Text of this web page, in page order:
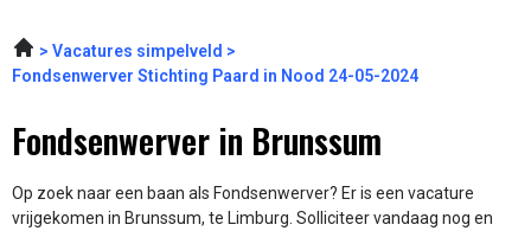
Vacatures simpelveld
Fondsenwerver Stichting Paard in Nood 24-05-2024
Fondsenwerver in Brunssum
Op zoek naar een baan als Fondsenwerver? Er is een vacature
vrijgekomen in Brunssum, te Limburg. Solliciteer vandaag nog en